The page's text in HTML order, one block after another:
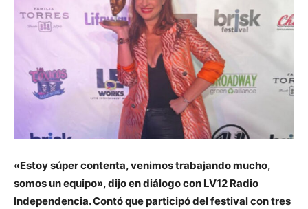
«Estoy súper contenta, venimos trabajando mucho,
somos un equipo», dijo en diálogo con LV12 Radio
Independencia. Contó que participó del festival con tres